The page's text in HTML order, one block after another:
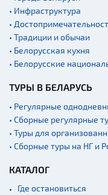
• Инфраструктура
•
• Традиции и обычаи
• Белорусская кухня
• Белорусские
ТУРЫ В БЕЛАРУСЬ
• Регулярные
• Сборные регулярные
• Туры для
• Сборные туры на НГ и
КАТАЛОГ
Где остановиться